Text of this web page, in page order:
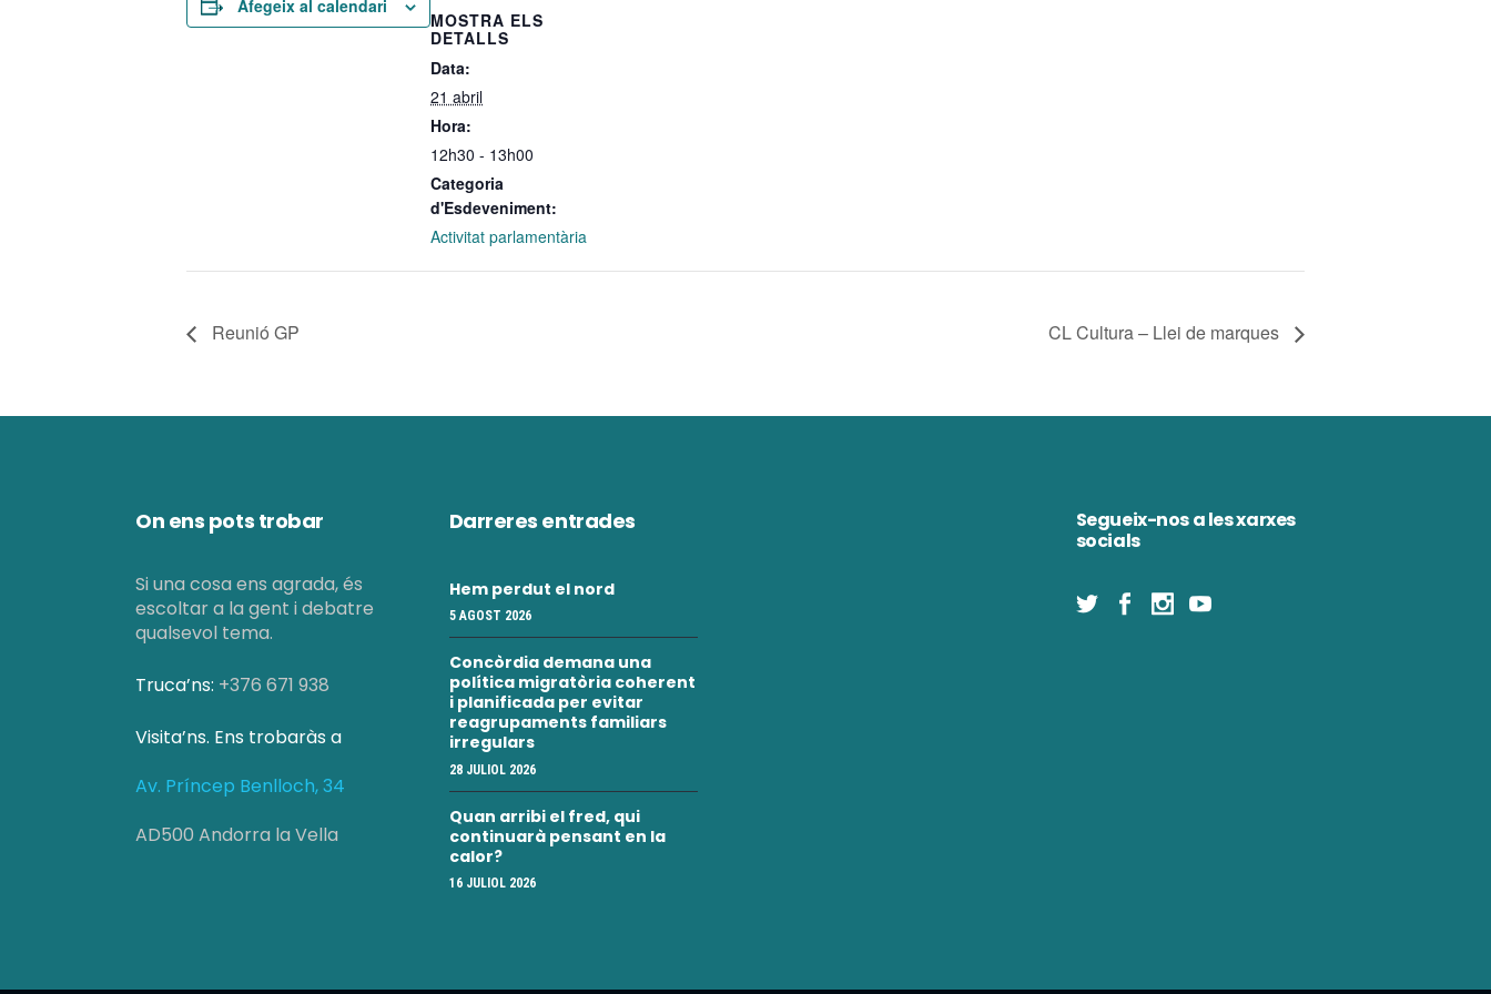
Afegeix al calendari
MOSTRA ELS
DETALLS
Data:
21 abril
Hora:
12h30 - 13h00
Categoria
d'Esdeveniment:
Activitat parlamentària
Reunió GP CL Cultura – Llei de marques
On ens pots trobar
Si una cosa ens agrada, és
escoltar a la gent i debatre
qualsevol tema.
Truca’ns: +376 671 938
Visita’ns. Ens trobaràs a
Av. Príncep Benlloch, 34
AD500 Andorra la Vella
Darreres entrades
Hem perdut el nord
5 AGOST 2026
Concòrdia demana una
política migratòria coherent
i planificada per evitar
reagrupaments familiars
irregulars
28 JULIOL 2026
Quan arribi el fred, qui
continuarà pensant en la
calor?
16 JULIOL 2026
Segueix-nos a les xarxes
socials